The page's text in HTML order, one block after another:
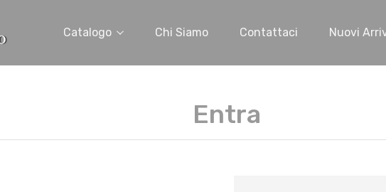
Catalogo Chi Siamo Contattaci Nuovi
Entra